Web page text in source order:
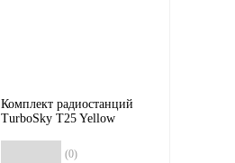
Комплект радиостанций
TurboSky T25 Yellow
(0)